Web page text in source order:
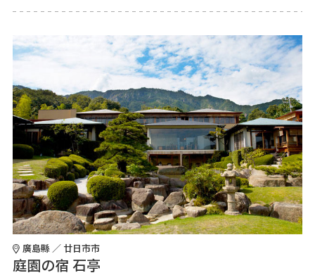
廣島縣 ／ 廿日市市
庭園の宿 石亭